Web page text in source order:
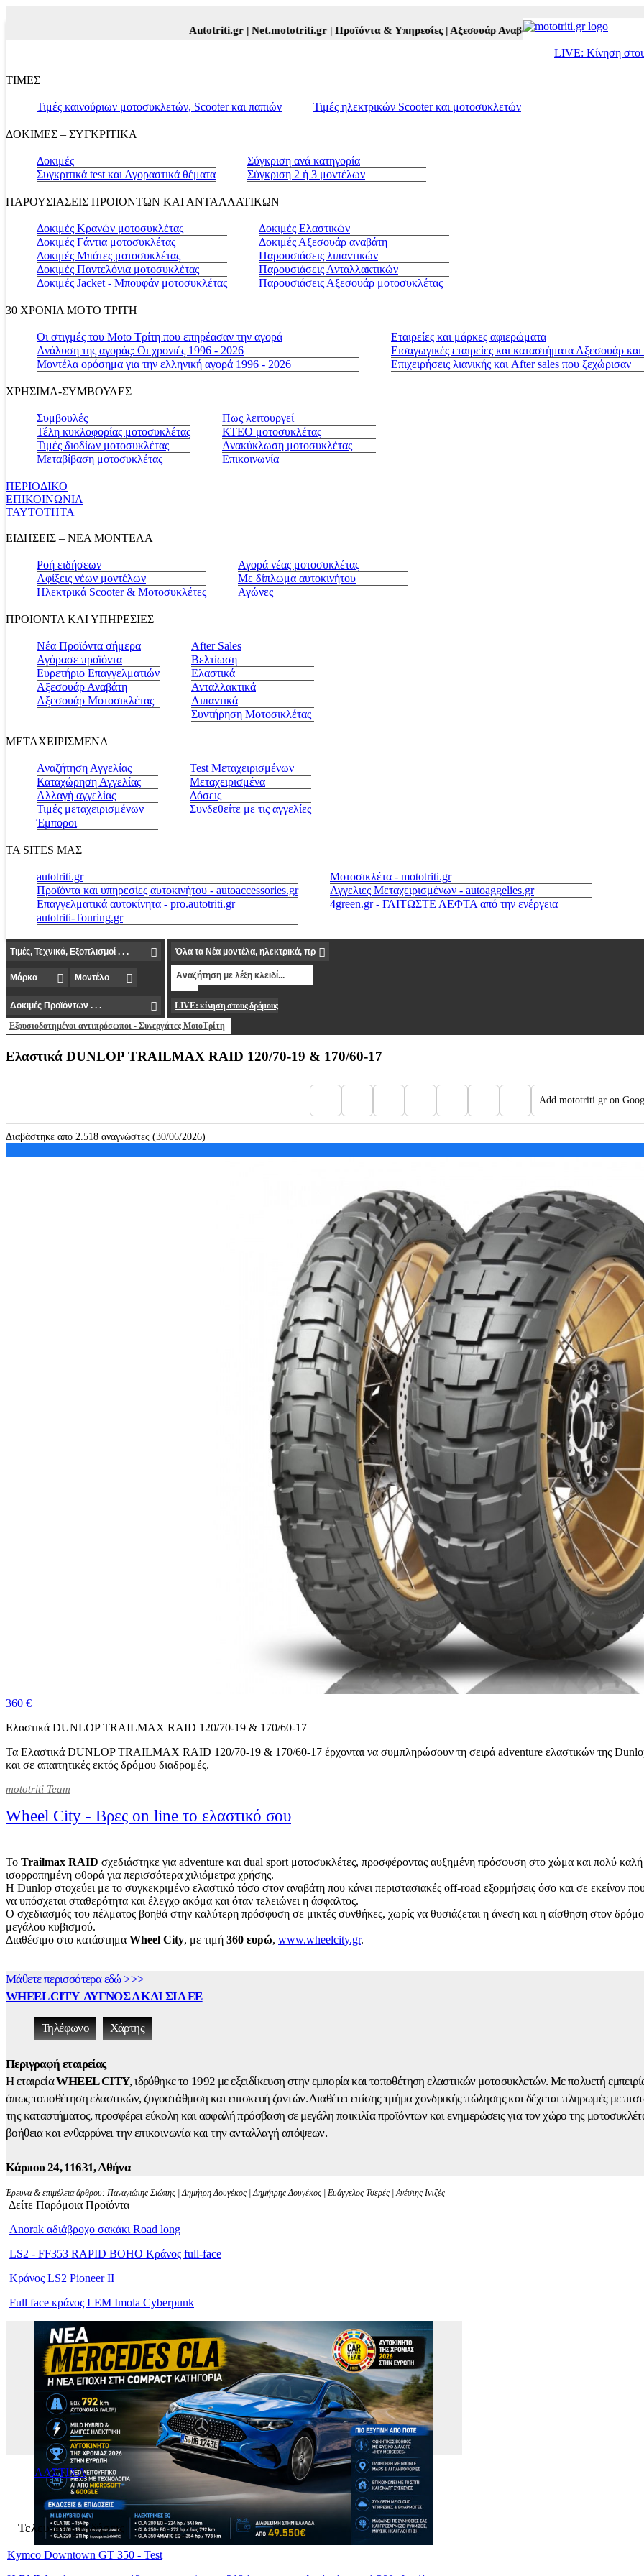
Autotriti.gr |Net.mototriti.gr |Προϊόντα & Υπηρεσίες |Αξεσουάρ Αναβάτη και Μοτοσυκλέτας |
LIVE: Κίνηση
ΤΙΜΕΣ
Τιμές καινούριων μοτοσυκλετών, Scooter και παπιών Τιμές ηλεκτρικών Scooter και μοτοσυκλετών
ΔΟΚΙΜΕΣ – ΣΥΓΚΡΙΤΙΚΑ
Δοκιμές
Συγκριτικά test και Αγοραστικά θέματα
Σύγκριση ανά κατηγορία
Σύγκριση 2 ή 3 μοντέλων
ΠΑΡΟΥΣΙΑΣΕΙΣ ΠΡΟΙΟΝΤΩΝ ΚΑΙ ΑΝΤΑΛΛΑΤΙΚΩΝ
Δοκιμές Κρανών μοτοσυκλέτας
Δοκιμές Γάντια μοτοσυκλέτας
Δοκιμές Μπότες μοτοσυκλέτας
Δοκιμές Παντελόνια μοτοσυκλέτας
Δοκιμές Jacket - Μπουφάν μοτοσυκλέτας
Δοκιμές Ελαστικών
Δοκιμές Αξεσουάρ αναβάτη
Παρουσιάσεις λιπαντικών
Παρουσιάσεις Ανταλλακτικών
Παρουσιάσεις Αξεσουάρ μοτοσυκλέτας
30 ΧΡΟΝΙΑ MOTO ΤΡΙΤΗ
Οι στιγμές του Moto Τρίτη που επηρέασαν την αγορά
Ανάλυση της αγοράς: Οι χρονιές 1996 - 2026
Μοντέλα ορόσημα για την ελληνική αγορά 1996 - 2026
Εταιρείες και μάρκες αφιερώματα
Εισαγωγικές εταιρείες και καταστήματα Αξεσουάρ
Επιχειρήσεις λιανικής και After sales που ξεχώρισαν
ΧΡΗΣΙΜΑ-ΣΥΜΒΟΥΛΕΣ
Συμβουλές
Τέλη κυκλοφορίας μοτοσυκλέτας
Τιμές διοδίων μοτοσυκλέτας
Μεταβίβαση μοτοσυκλέτας
Πως λειτουργεί
ΚΤΕΟ μοτοσυκλέτας
Ανακύκλωση μοτοσυκλέτας
Επικοινωνία
ΠΕΡΙΟΔΙΚΟ
ΕΠΙΚΟΙΝΩΝΙΑ
ΤΑΥΤΟΤΗΤΑ
ΕΙΔΗΣΕΙΣ – ΝΕΑ ΜΟΝΤΕΛΑ
Ροή ειδήσεων
Αφίξεις νέων μοντέλων
Ηλεκτρικά Scooter & Μοτοσυκλέτες
Αγορά νέας μοτοσυκλέτας
Με δίπλωμα αυτοκινήτου
Αγώνες
ΠΡΟΙΟΝΤΑ ΚΑΙ ΥΠΗΡΕΣΙΕΣ
Νέα Προϊόντα σήμερα
Αγόρασε προϊόντα
Ευρετήριο Επαγγελματιών
Αξεσουάρ Αναβάτη
Αξεσουάρ Μοτοσικλέτας
Αfter Sales
Βελτίωση
Ελαστικά
Ανταλλακτικά
Λιπαντικά
Συντήρηση Μοτοσικλέτας
ΜΕΤΑΧΕΙΡΙΣΜΕΝΑ
Αναζήτηση Αγγελίας
Καταχώρηση Αγγελίας
Αλλαγή αγγελίας
Τιμές μεταχειρισμένων
Έμποροι
Test Μεταχειρισμένων
Μεταχειρισμένα
Δόσεις
Συνδεθείτε με τις αγγελίες
ΤΑ SITES ΜΑΣ
autotriti.gr
Προϊόντα και υπηρεσίες αυτοκινήτου - autoaccessories.gr
Επαγγελματικά αυτοκίνητα - pro.autotriti.gr
autotriti-Touring.gr
Μοτοσικλέτα - mototriti.gr
Αγγελιες Μεταχειρισμένων - autoaggelies.gr
4green.gr - ΓΛΙΤΩΣΤΕ ΛΕΦΤΑ από την ενέργεια
LIVE: κίνηση στους δρόμους
Εξουσιοδοτημένοι αντιπρόσωποι - Συνεργάτες MotoΤρίτη
Ελαστικά DUNLOP TRAILMAX RAID 120/70-19 & 170/60-17
Add mototriti.gr on
Διαβάστηκε από 2.518 αναγνώστες (30/06/2026)
360 €
Ελαστικά DUNLOP TRAILMAX RAID 120/70-19 & 170/60-17
Τα Ελαστικά DUNLOP TRAILMAX RAID 120/70-19 & 170/60-17 έρχονται να συμπληρώσουν τη σειρά adventure ελαστικών της
και σε απαιτητικές εκτός δρόμου διαδρομές.
mototriti Team
Wheel City - Βρες on line το ελαστικό σου
Το Trailmax RAID σχεδιάστηκε για adventure και dual sport μοτοσυκλέτες, προσφέροντας αυξημένη πρόσφυση στο χώμα και πολύ
ισορροπημένη φθορά για περισσότερα χιλιόμετρα χρήσης.
Η Dunlop στοχεύει με το συγκεκριμένο ελαστικό τόσο στον αναβάτη που κάνει περιστασιακές off-road εξορμήσεις όσο και σε εκείνον
να υπόσχεται σταθερότητα και έλεγχο ακόμα και όταν τελειώνει η άσφαλτος.
Ο σχεδιασμός του πέλματος βοηθά στην καλύτερη πρόσφυση σε μικτές συνθήκες, χωρίς να θυσιάζεται η άνεση και η αίσθηση στον δρόμο,
μεγάλου κυβισμού.
Διαθέσιμo στο κατάστημα Wheel City, με τιμή 360 ευρώ, www.wheelcity.gr.
Μάθετε περισσότερα εδώ >>>
WHEEL CITY ΛΥΓΝΟΣ Δ ΚΑΙ ΣΙΑ ΕΕ
Τηλέφωνο Χάρτης
Περιγραφή εταιρείας
Η εταιρείαWHEEL CITY, ιδρύθηκε το 1992 με εξειδίκευση στην εμπορία και τοποθέτηση ελαστικών μοτοσυκλετών. Με πολυετή
όπως τοποθέτηση ελαστικών, ζυγοστάθμιση και επισκευή ζαντών. Διαθέτει επίσης τμήμα χονδρικής πώλησης και δέχεται πληρωμές με
της καταστήματος, προσφέρει εύκολη και ασφαλή πρόσβαση σε μεγάλη ποικιλία προϊόντων και ενημερώσεις για τον χώρο της
βοήθεια και ενθαρρύνει την επικοινωνία και την ανταλλαγή απόψεων.
Κάρπου 24, 11631, Αθήνα
Έρευνα & επιμέλεια άρθρου: Παναγιώτης Σιώπης | Δημήτρη Δουγέκος | Δημήτρης Δουγέκος | Ευάγγελος Τσερές | Ανέστης Ιντζές
Δείτε Παρόμοια Προϊόντα
Anorak αδιάβροχο σακάκι Road long
LS2 - FF353 RAPID BOHO Κράνος full-face
Κράνος LS2 Pioneer II
Full face κράνος LEM Imola Cyberpunk
ΛΑΣΤΙΧΑ
Τελευταίες Ειδήσεις
Kymco Downtown GT 350 - Test